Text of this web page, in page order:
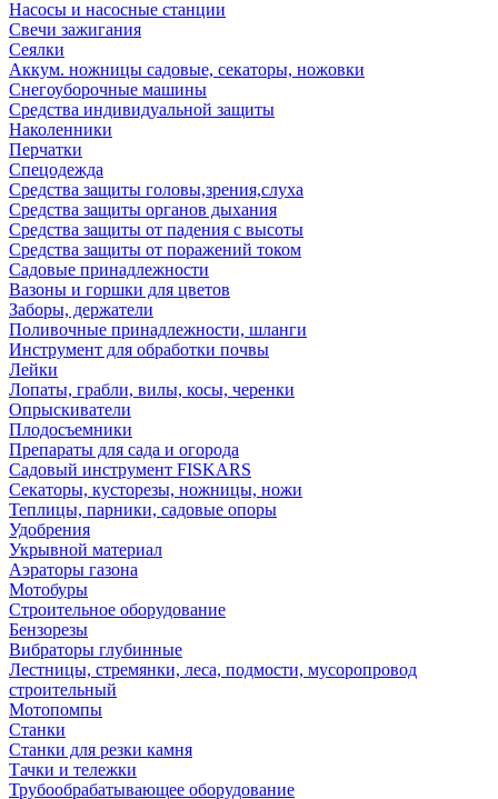
Насосы и насосные станции
Свечи зажигания
Сеялки
Аккум. ножницы садовые, секаторы, ножовки
Снегоуборочные машины
Средства индивидуальной защиты
Наколенники
Перчатки
Спецодежда
Средства защиты головы,зрения,слуха
Средства защиты органов дыхания
Средства защиты от падения с высоты
Средства защиты от поражений током
Садовые принадлежности
Вазоны и горшки для цветов
Заборы, держатели
Поливочные принадлежности, шланги
Инструмент для обработки почвы
Лейки
Лопаты, грабли, вилы, косы, черенки
Опрыскиватели
Плодосъемники
Препараты для сада и огорода
Садовый инструмент FISKARS
Секаторы, кусторезы, ножницы, ножи
Теплицы, парники, садовые опоры
Удобрения
Укрывной материал
Аэраторы газона
Мотобуры
Строительное оборудование
Бензорезы
Вибраторы глубинные
Лестницы, стремянки, леса, подмости, мусоропровод
строительный
Мотопомпы
Станки
Станки для резки камня
Тачки и тележки
Трубообрабатывающее оборудование